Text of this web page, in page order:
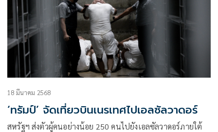
18 มีนาคม 2568
‘ทรัมป์’ จัดเที่ยวบินเนรเทศไปเอลซัลวาดอร์
สหรัฐฯ ส่งตัวผู้คนอย่างน้อย 250 คนไปยังเอลซัลวาดอร์ภายใต้